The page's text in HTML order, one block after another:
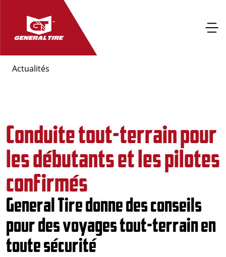
Actualités
Conduite tout-terrain pour
les débutants et les pilotes
confirmés
General Tire donne des conseils
pour des voyages tout-terrain en
toute sécurité